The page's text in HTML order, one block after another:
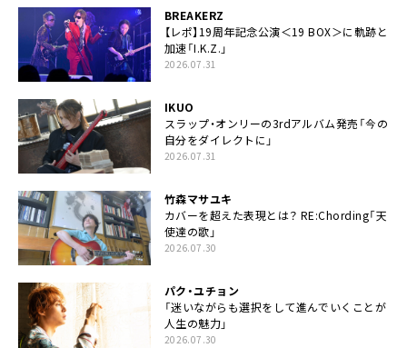
BREAKERZ
【レポ】19周年記念公演＜19 BOX＞に軌跡と
加速「I.K.Z.」
2026.07.31
IKUO
スラップ・オンリーの3rdアルバム発売「今の
自分をダイレクトに」
2026.07.31
竹森マサユキ
カバーを超えた表現とは？ RE:Chording「天
使達の歌」
2026.07.30
パク・ユチョン
「迷いながらも選択をして進んでいくことが
人生の魅力」
2026.07.30